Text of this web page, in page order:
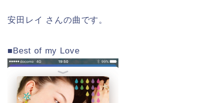
安田レイ さんの曲です。
■Best of my Love